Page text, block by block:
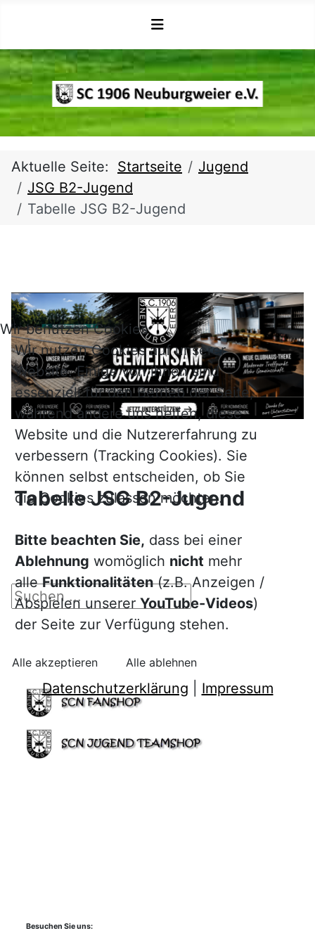
Suchen ...
Besuchen Sie uns:
Aktuelle Seite: Startseite
Jugend
JSG B2-Jugend
Tabelle JSG B2-Jugend
Tabelle JSG B2-Jugend
Wir benutzen Cookies
Wir nutzen Cookies auf unserer
Website. Einige von ihnen sind
essenziell für den Betrieb der Seite,
während andere uns helfen, diese
Website und die Nutzererfahrung zu
verbessern (Tracking Cookies). Sie
können selbst entscheiden, ob Sie
die Cookies zulassen möchten.
Bitte beachten Sie, dass bei einer
Ablehnung womöglich nicht mehr
alleFunktionalitäten(z.B. Anzeigen /
Abspielen unserer YouTube-Videos)
der Seite zur Verfügung stehen.
Alle akzeptieren Alle ablehnen
Datenschutzerklärung Impressum